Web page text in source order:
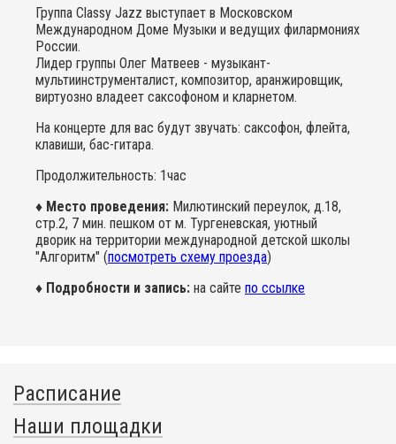
Группа Classy Jazz выступает в Московском
Международном Доме Музыки и ведущих филармониях
России.
Лидер группы Олег Матвеев - музыкант-
мультиинструменталист, композитор, аранжировщик,
виртуозно владеет саксофоном и кларнетом.
На концерте для вас будут звучать: саксофон, флейта,
клавиши, бас-гитара.
Продолжительность: 1час
♦ Место проведения: Милютинский переулок, д.18,
стр.2, 7 мин. пешком от м. Тургеневская, уютный
дворик на территории международной детской школы
"Алгоритм" (посмотреть схему проезда)
♦ Подробности и запись: на сайте по ссылке
Расписание
Наши площадки